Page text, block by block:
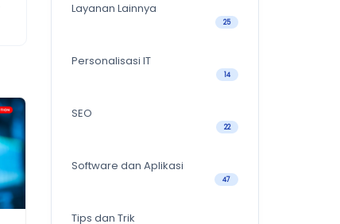
Layanan Lainnya
25
Personalisasi IT
14
SEO
22
Software dan Aplikasi
47
Tips dan Trik